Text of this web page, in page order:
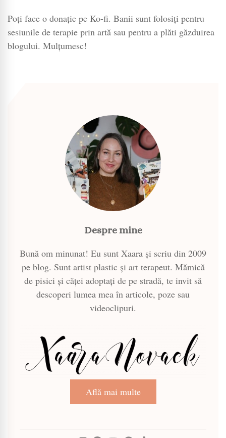
Poți face o donație pe Ko-fi. Banii sunt folosiți pentru
sesiunile de terapie prin artă sau pentru a plăti găzduirea
blogului. Mulțumesc!
Despre mine
Bună om minunat! Eu sunt Xaara și scriu din 2009
pe blog. Sunt artist plastic și art terapeut. Mămică
de pisici și căței adoptați de pe stradă, te invit să
descoperi lumea mea în articole, poze sau
videoclipuri.
Află mai multe